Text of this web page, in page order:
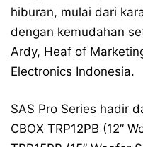
hiburan, mulai dari
dengan kemudahan
Ardy, Heaf of
Electronics Indonesia.
SAS Pro Series hadir
CBOX TRP12PB (12”